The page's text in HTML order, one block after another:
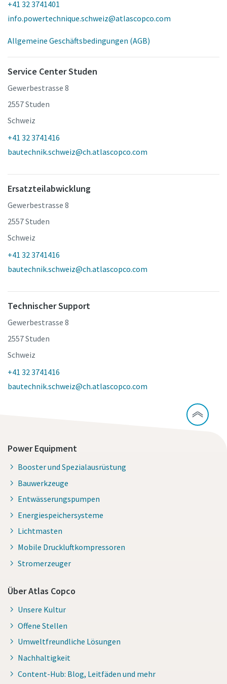
+41 32 3741401
info.powertechnique.schweiz@atlascopco.com
Allgemeine Geschäftsbedingungen (AGB)
Service Center Studen
Gewerbestrasse 8
2557 Studen
Schweiz
+41 32 3741416
bautechnik.schweiz@ch.atlascopco.com
Ersatzteilabwicklung
Gewerbestrasse 8
2557 Studen
Schweiz
+41 32 3741416
bautechnik.schweiz@ch.atlascopco.com
Technischer Support
Gewerbestrasse 8
2557 Studen
Schweiz
+41 32 3741416
bautechnik.schweiz@ch.atlascopco.com
Power Equipment
Booster und Spezialausrüstung
Bauwerkzeuge
Entwässerungspumpen
Energiespeichersysteme
Lichtmasten
Mobile Druckluftkompressoren
Stromerzeuger
Über Atlas Copco
Unsere Kultur
Offene Stellen
Umweltfreundliche Lösungen
Nachhaltigkeit
Content-Hub: Blog, Leitfäden und mehr